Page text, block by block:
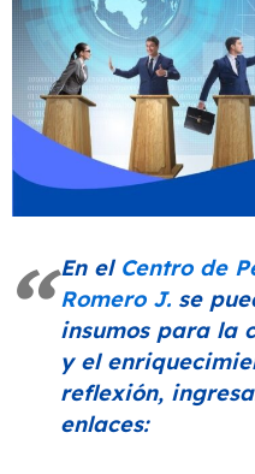
En el Centro de
Romero J. se
insumos para la
y el
reflexión,
enlaces: